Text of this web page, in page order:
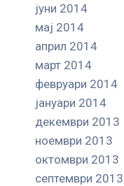
јуни 2014
мај 2014
април 2014
март 2014
февруари 2014
јануари 2014
декември 2013
ноември 2013
октомври 2013
септември 2013